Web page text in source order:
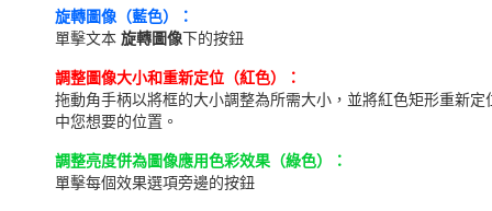
旋轉圖像（藍色）：
單擊文本 旋轉圖像下的按鈕
調整圖像大小和重新定位（紅色）：
拖動角手柄以將框的大小調整為所需大小，並將紅色矩形重新定
中您想要的位置。
調整亮度併為圖像應用色彩效果（綠色）：
單擊每個效果選項旁邊的按鈕